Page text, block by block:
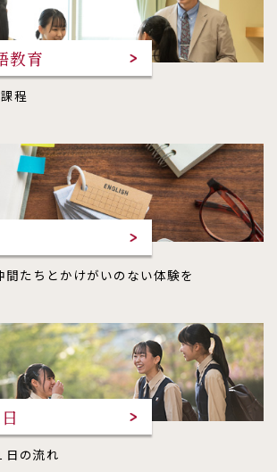
教育
程
間たちとかけがいのない体験を
日の流れ